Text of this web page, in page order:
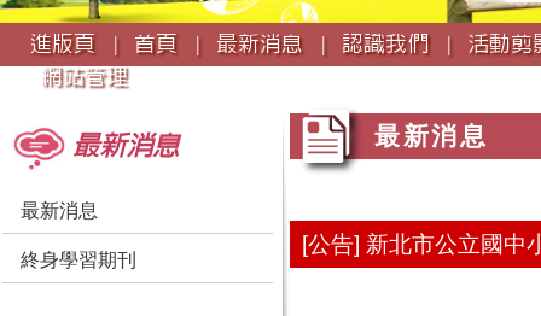
:::
進版頁 |
首頁 | 最新消息 | 認識我們 |
活動
網站管理
最新消息
最新消息
終身學習期刊
最新消息
[公告] 新北市公立國中